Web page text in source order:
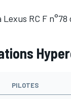
RC F
PILOTES